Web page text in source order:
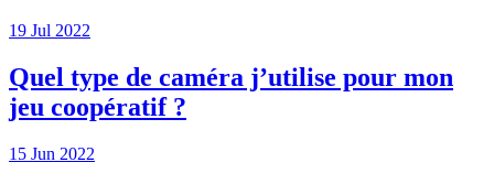
19 Jul 2022
Quel type de caméra j’utilise pour mon
jeu coopératif ?
15 Jun 2022